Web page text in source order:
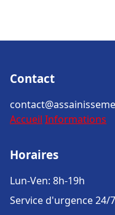
Contact
Accueil Informations
Horaires
Lun-Ven: 8h-19h
Service d'urgence 24/7